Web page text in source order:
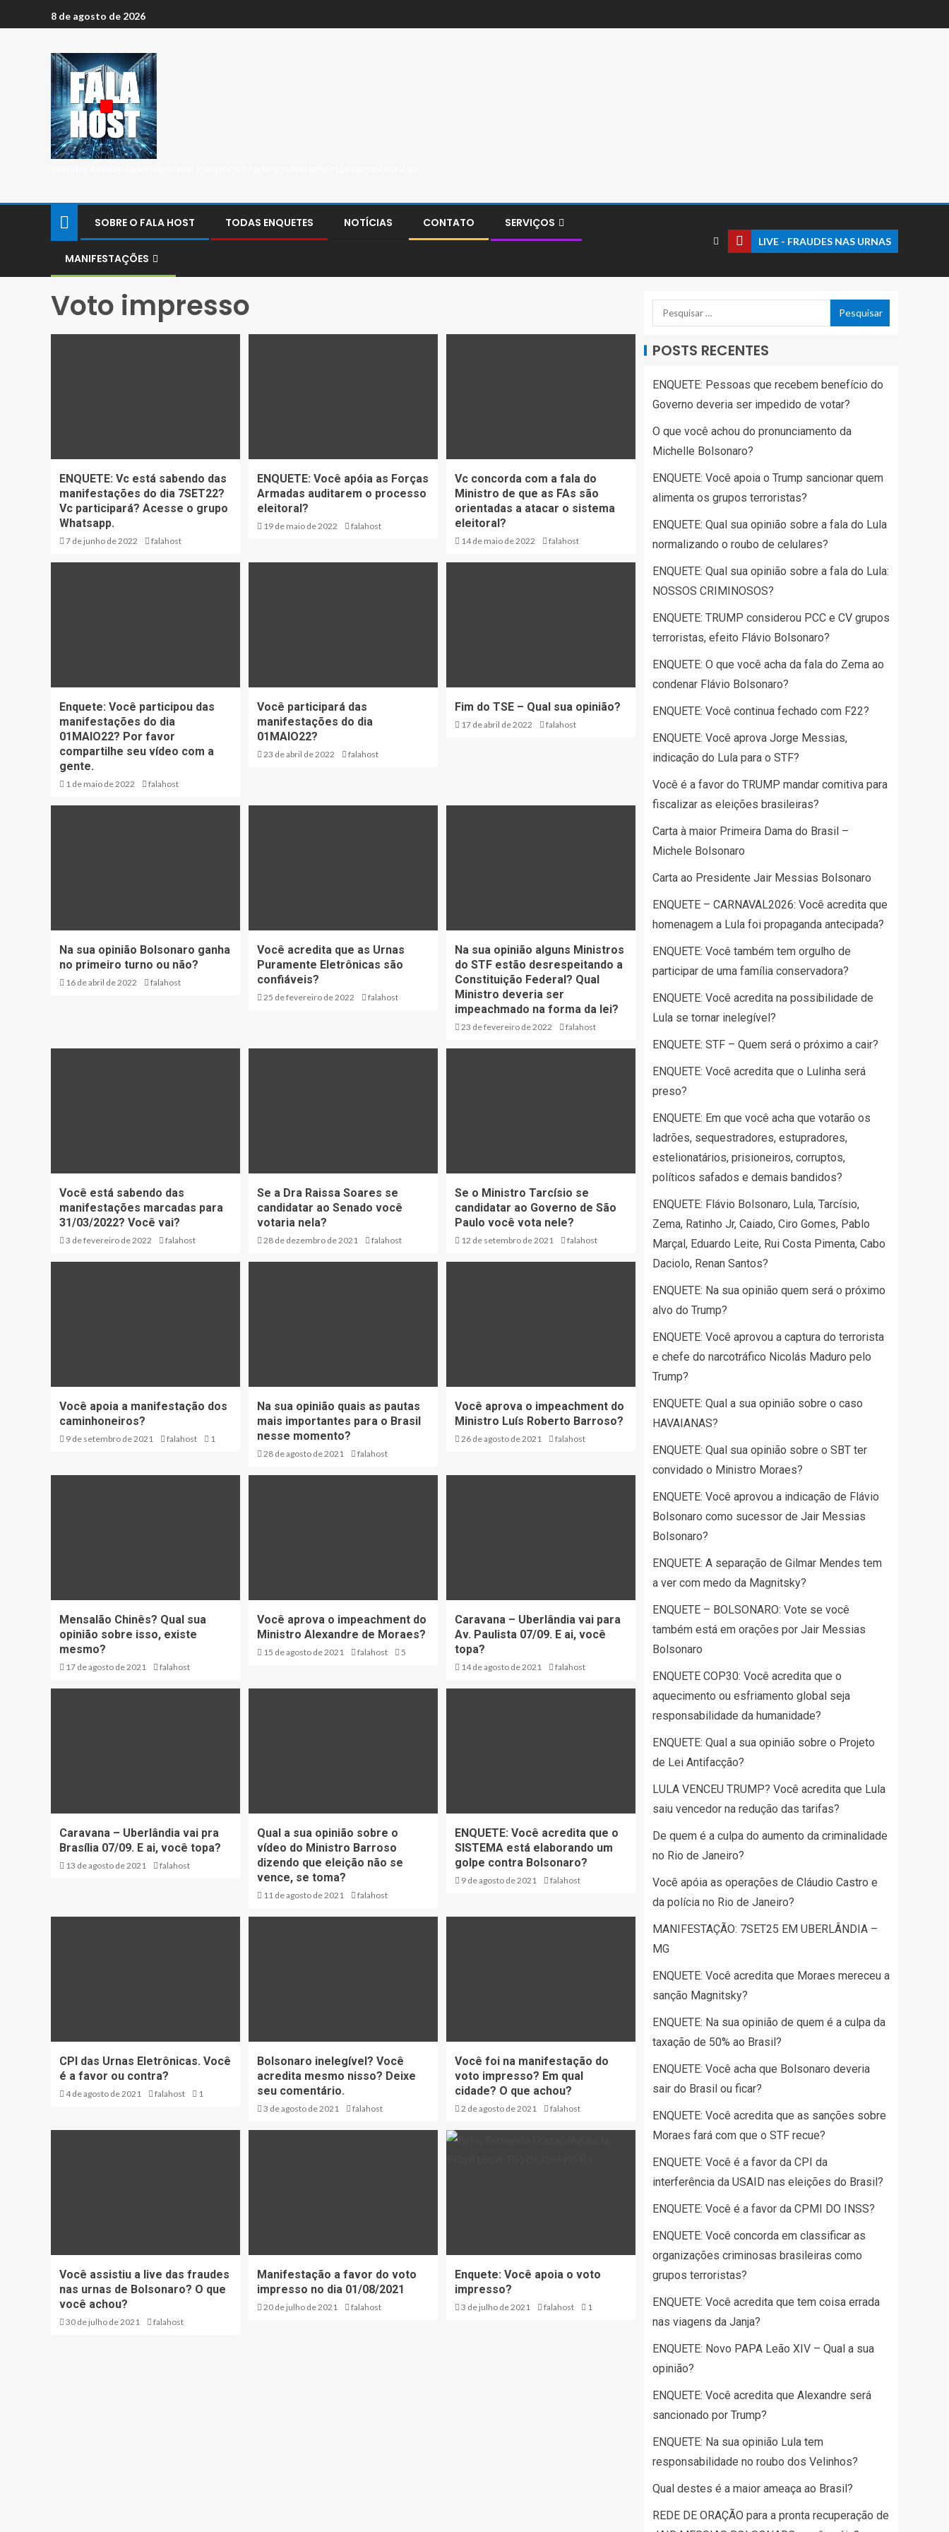
8 de agosto de 2026
SOBRE O FALA HOST TODAS ENQUETES NOTÍCIAS CONTATO SERVIÇOS
MANIFESTAÇÕES
LIVE - FRAUDES NAS URNAS
Voto impresso
ENQUETE: Vc está sabendo das
manifestações do dia 7SET22?
Vc participará? Acesse o grupo
Whatsapp.
7 de junho de 2022 falahost
ENQUETE: Você apóia as Forças
Armadas auditarem o processo
eleitoral?
19 de maio de 2022 falahost
Vc concorda com a fala do
Ministro de que as FAs são
orientadas a atacar o sistema
eleitoral?
14 de maio de 2022 falahost
Enquete: Você participou das
manifestações do dia
01MAIO22? Por favor
compartilhe seu vídeo com a
gente.
1 de maio de 2022 falahost
Você participará das
manifestações do dia
01MAIO22?
23 de abril de 2022 falahost
Fim do TSE – Qual sua opinião?
17 de abril de 2022 falahost
Na sua opinião Bolsonaro ganha
no primeiro turno ou não?
16 de abril de 2022 falahost
Você acredita que as Urnas
Puramente Eletrônicas são
confiáveis?
25 de fevereiro de 2022 falahost
Na sua opinião alguns Ministros
do STF estão desrespeitando a
Constituição Federal? Qual
Ministro deveria ser
impeachmado na forma da lei?
23 de fevereiro de 2022 falahost
Você está sabendo das
manifestações marcadas para
31/03/2022? Você vai?
3 de fevereiro de 2022 falahost
Se a Dra Raissa Soares se
candidatar ao Senado você
votaria nela?
28 de dezembro de 2021 falahost
Se o Ministro Tarcísio se
candidatar ao Governo de São
Paulo você vota nele?
12 de setembro de 2021 falahost
Você apoia a manifestação dos
caminhoneiros?
9 de setembro de 2021 falahost 1
Na sua opinião quais as pautas
mais importantes para o Brasil
nesse momento?
28 de agosto de 2021 falahost
Você aprova o impeachment do
Ministro Luís Roberto Barroso?
26 de agosto de 2021 falahost
Mensalão Chinês? Qual sua
opinião sobre isso, existe
mesmo?
17 de agosto de 2021 falahost
Você aprova o impeachment do
Ministro Alexandre de Moraes?
15 de agosto de 2021 falahost 5
Caravana – Uberlândia vai para
Av. Paulista 07/09. E ai, você
topa?
14 de agosto de 2021 falahost
Caravana – Uberlândia vai pra
Brasília 07/09. E ai, você topa?
13 de agosto de 2021 falahost
Qual a sua opinião sobre o
vídeo do Ministro Barroso
dizendo que eleição não se
vence, se toma?
11 de agosto de 2021 falahost
ENQUETE: Você acredita que o
SISTEMA está elaborando um
golpe contra Bolsonaro?
9 de agosto de 2021 falahost
CPI das Urnas Eletrônicas. Você
é a favor ou contra?
4 de agosto de 2021 falahost 1
Bolsonaro inelegível? Você
acredita mesmo nisso? Deixe
seu comentário.
3 de agosto de 2021 falahost
Você foi na manifestação do
voto impresso? Em qual
cidade? O que achou?
2 de agosto de 2021 falahost
Você assistiu a live das fraudes
nas urnas de Bolsonaro? O que
você achou?
30 de julho de 2021 falahost
Manifestação a favor do voto
impresso no dia 01/08/2021
20 de julho de 2021 falahost
Enquete: Você apoia o voto
impresso?
3 de julho de 2021 falahost 1
POSTS RECENTES
ENQUETE: Pessoas que recebem benefício do
Governo deveria ser impedido de votar?
O que você achou do pronunciamento da
Michelle Bolsonaro?
ENQUETE: Você apoia o Trump sancionar quem
alimenta os grupos terroristas?
ENQUETE: Qual sua opinião sobre a fala do Lula
normalizando o roubo de celulares?
ENQUETE: Qual sua opinião sobre a fala do Lula:
NOSSOS CRIMINOSOS?
ENQUETE: TRUMP considerou PCC e CV grupos
terroristas, efeito Flávio Bolsonaro?
ENQUETE: O que você acha da fala do Zema ao
condenar Flávio Bolsonaro?
ENQUETE: Você continua fechado com F22?
ENQUETE: Você aprova Jorge Messias,
indicação do Lula para o STF?
Você é a favor do TRUMP mandar comitiva para
fiscalizar as eleições brasileiras?
Carta à maior Primeira Dama do Brasil –
Michele Bolsonaro
Carta ao Presidente Jair Messias Bolsonaro
ENQUETE – CARNAVAL2026: Você acredita que
homenagem a Lula foi propaganda antecipada?
ENQUETE: Você também tem orgulho de
participar de uma família conservadora?
ENQUETE: Você acredita na possibilidade de
Lula se tornar inelegível?
ENQUETE: STF – Quem será o próximo a cair?
ENQUETE: Você acredita que o Lulinha será
preso?
ENQUETE: Em que você acha que votarão os
ladrões, sequestradores, estupradores,
estelionatários, prisioneiros, corruptos,
políticos safados e demais bandidos?
ENQUETE: Flávio Bolsonaro, Lula, Tarcísio,
Zema, Ratinho Jr, Caiado, Ciro Gomes, Pablo
Marçal, Eduardo Leite, Rui Costa Pimenta, Cabo
Daciolo, Renan Santos?
ENQUETE: Na sua opinião quem será o próximo
alvo do Trump?
ENQUETE: Você aprovou a captura do terrorista
e chefe do narcotráfico Nicolás Maduro pelo
Trump?
ENQUETE: Qual a sua opinião sobre o caso
HAVAIANAS?
ENQUETE: Qual sua opinião sobre o SBT ter
convidado o Ministro Moraes?
ENQUETE: Você aprovou a indicação de Flávio
Bolsonaro como sucessor de Jair Messias
Bolsonaro?
ENQUETE: A separação de Gilmar Mendes tem
a ver com medo da Magnitsky?
ENQUETE – BOLSONARO: Vote se você
também está em orações por Jair Messias
Bolsonaro
ENQUETE COP30: Você acredita que o
aquecimento ou esfriamento global seja
responsabilidade da humanidade?
ENQUETE: Qual a sua opinião sobre o Projeto
de Lei Antifacção?
LULA VENCEU TRUMP? Você acredita que Lula
saiu vencedor na redução das tarifas?
De quem é a culpa do aumento da criminalidade
no Rio de Janeiro?
Você apóia as operações de Cláudio Castro e
da polícia no Rio de Janeiro?
MANIFESTAÇÃO: 7SET25 EM UBERLÂNDIA –
MG
ENQUETE: Você acredita que Moraes mereceu a
sanção Magnitsky?
ENQUETE: Na sua opinião de quem é a culpa da
taxação de 50% ao Brasil?
ENQUETE: Você acha que Bolsonaro deveria
sair do Brasil ou ficar?
ENQUETE: Você acredita que as sanções sobre
Moraes fará com que o STF recue?
ENQUETE: Você é a favor da CPI da
interferência da USAID nas eleições do Brasil?
ENQUETE: Você é a favor da CPMI DO INSS?
ENQUETE: Você concorda em classificar as
organizações criminosas brasileiras como
grupos terroristas?
ENQUETE: Você acredita que tem coisa errada
nas viagens da Janja?
ENQUETE: Novo PAPA Leão XIV – Qual a sua
opinião?
ENQUETE: Você acredita que Alexandre será
sancionado por Trump?
ENQUETE: Na sua opinião Lula tem
responsabilidade no roubo dos Velinhos?
Qual destes é a maior ameaça ao Brasil?
REDE DE ORAÇÃO para a pronta recuperação de